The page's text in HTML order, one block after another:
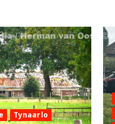
Tynaarlo